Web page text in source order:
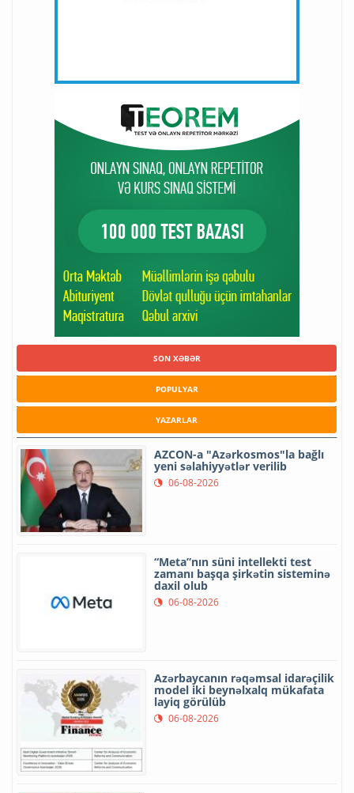
SON XƏBƏR
POPULYAR
YAZARLAR
AZCON-a "Azərkosmos"la bağlı
yeni səlahiyyətlər verilib
06-08-2026
“Meta”nın süni intellekti test
zamanı başqa şirkətin sisteminə
daxil olub
06-08-2026
Azərbaycanın rəqəmsal idarəçilik
model iki beynəlxalq mükafata
layiq görülüb
06-08-2026